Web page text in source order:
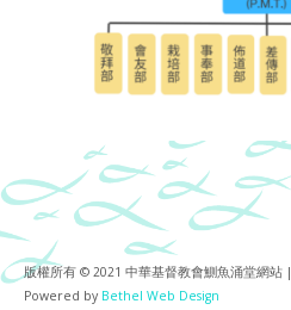
版權所有 © 2021 中華基督教會鰂魚涌堂網站 |
Powered by Bethel Web Design